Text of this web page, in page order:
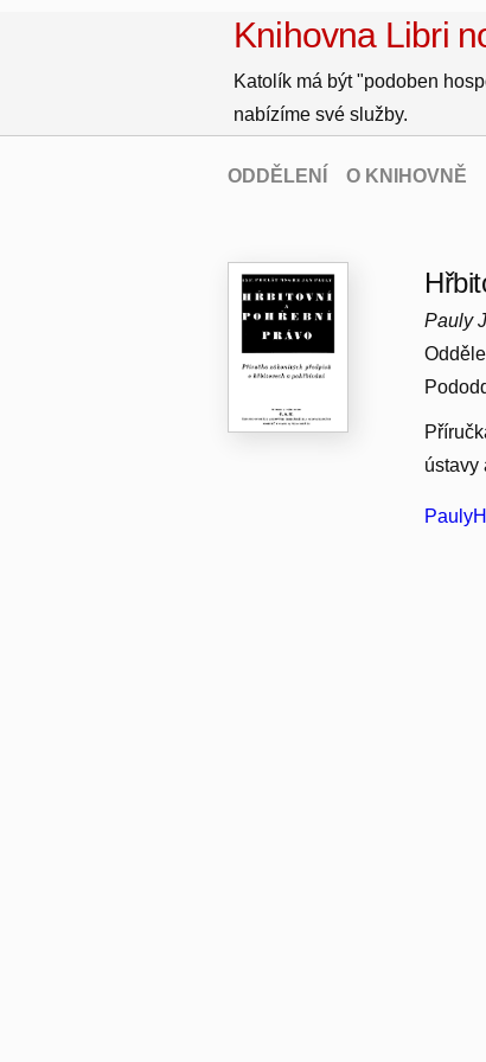
Knihovna Libri
Katolík má být "podoben
nabízíme své služby.
ODDĚLENÍ O KNIHOVNĚ
Pauly
ústavy